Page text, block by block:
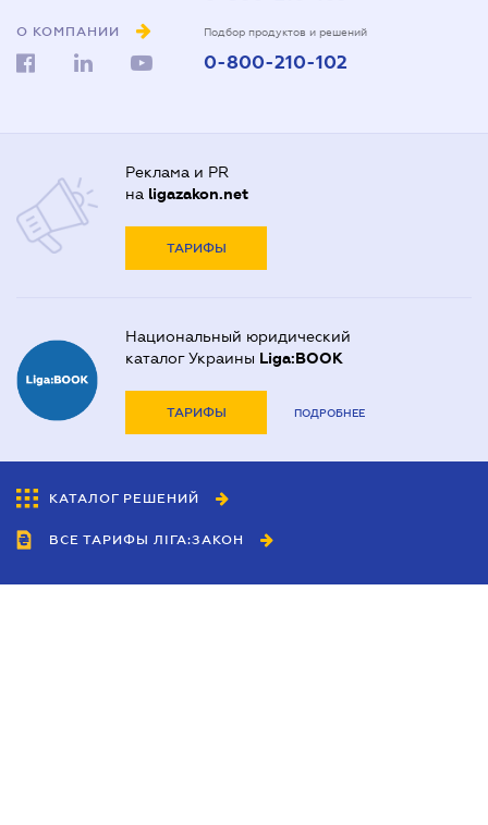
О КОМПАНИИ Подбор продуктов и решений
0-800-210-102
Реклама и PR
на ligazakon.net
ТАРИФЫ
Национальный юридический
каталог Украины Liga:BOOK
ТАРИФЫ ПОДРОБНЕЕ
КАТАЛОГ РЕШЕНИЙ
ВСЕ ТАРИФЫ ЛІГА:ЗАКОН